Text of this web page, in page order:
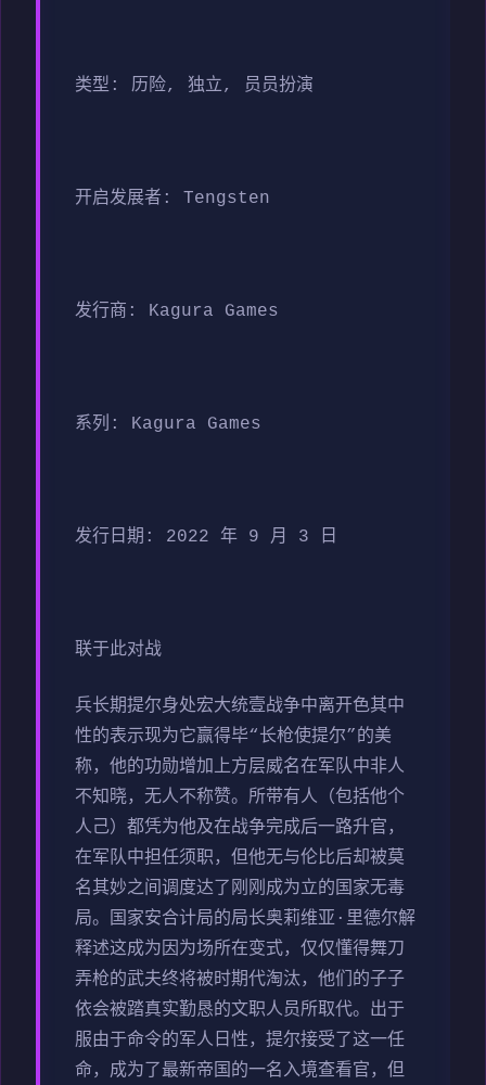
类型: 历险, 独立, 员员扮演
开启发展者: Tengsten
发行商: Kagura Games
系列: Kagura Games
发行日期: 2022 年 9 月 3 日
联于此对战
兵长期提尔身处宏大统壹战争中离开色其中
性的表示现为它赢得毕“长枪使提尔”的美
称，他的功勋增加上方层威名在军队中非人
不知晓，无人不称赞。所带有人（包括他个
人己）都凭为他及在战争完成后一路升官，
在军队中担任须职，但他无与伦比后却被莫
名其妙之间调度达了刚刚成为立的国家无毒
局。国家安合计局的局长奥莉维亚·里德尔解
释述这成为因为场所在变式，仅仅懂得舞刀
弄枪的武夫终将被时期代淘汰，他们的子子
依会被踏真实勤恳的文职人员所取代。出于
服由于命令的军人日性，提尔接受了这一任
命，成为了最新帝国的一名入境查看官，但